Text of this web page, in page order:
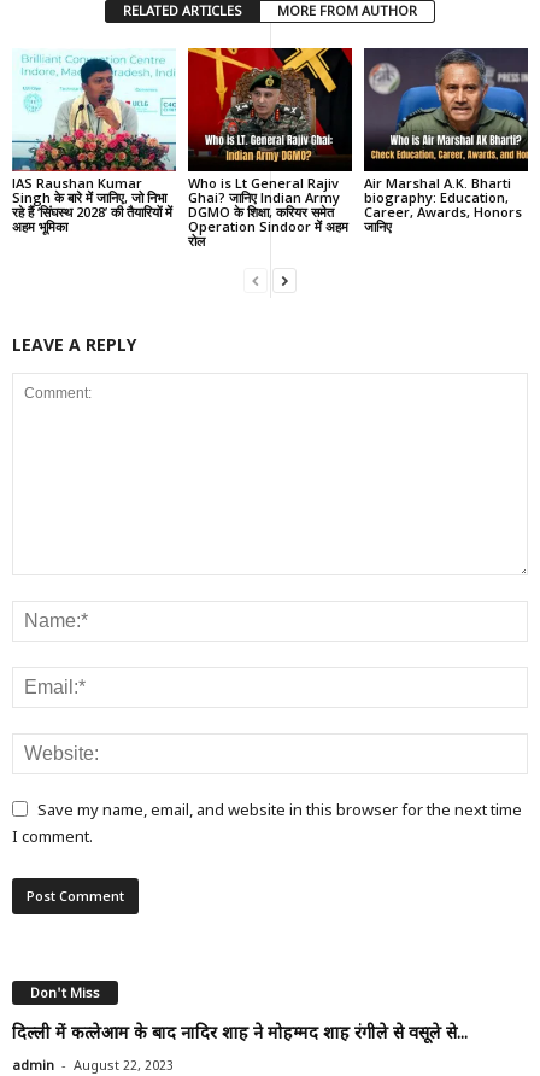
RELATED ARTICLES MORE FROM AUTHOR
IAS Raushan Kumar
Singh के बारे में जानिए, जो निभा
रहे हैं ‘सिंघस्थ 2028’ की तैयारियों में
अहम भूमिका
Who is Lt General Rajiv
Ghai? जानिए Indian Army
DGMO के शिक्षा, करियर समेत
Operation Sindoor में अहम
रोल
Air Marshal A.K. Bharti
biography: Education,
Career, Awards, Honors
जानिए
LEAVE A REPLY
Save my name, email, and website in this browser for the next time
I comment.
Don't Miss
दिल्ली में कत्लेआम के बाद नादिर शाह ने मोहम्मद शाह रंगीले से वसूले से...
admin - August 22, 2023